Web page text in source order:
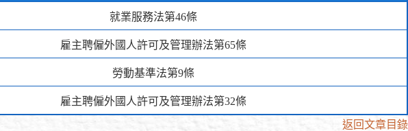
就業服務法第46條
雇主聘僱外國人許可及管理辦法第65條
勞動基準法第9條
雇主聘僱外國人許可及管理辦法第32條
返回文章目錄